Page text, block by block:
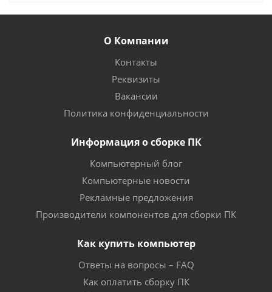
О Компании
Контакты
Реквизиты
Вакансии
Политика конфиденциальности
Информация о сборке ПК
Компьютерный блог
Компьютерные новости
Рекламные предложения
Производители компонентов для сборки ПК
Как купить компьютер
Ответы на вопросы – FAQ
Как оплатить сборку ПК